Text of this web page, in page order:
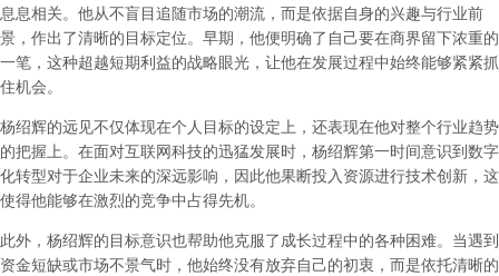
息息相关。他从不盲目追随市场的潮流，而是依据自身的兴趣与行业前
景，作出了清晰的目标定位。早期，他便明确了自己要在商界留下浓重的
一笔，这种超越短期利益的战略眼光，让他在发展过程中始终能够紧紧抓
住机会。
杨绍辉的远见不仅体现在个人目标的设定上，还表现在他对整个行业趋势
的把握上。在面对互联网科技的迅猛发展时，杨绍辉第一时间意识到数字
化转型对于企业未来的深远影响，因此他果断投入资源进行技术创新，这
使得他能够在激烈的竞争中占得先机。
此外，杨绍辉的目标意识也帮助他克服了成长过程中的各种困难。当遇到
资金短缺或市场不景气时，他始终没有放弃自己的初衷，而是依托清晰的